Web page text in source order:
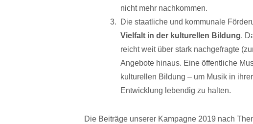
nicht mehr nachkommen.
Die staatliche und kommunale
Vielfalt in der kulturellen Bildung.
reicht weit über stark nachgefragte
Angebote hinaus. Eine öffentliche
kulturellen Bildung – um Musik in
Entwicklung lebendig zu halten.
Die Beiträge unserer Kampagne 2019 nach